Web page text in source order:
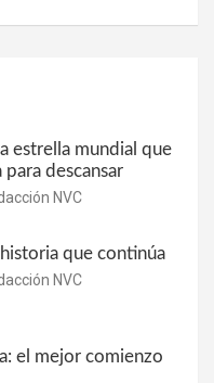
estrella mundial que
descansar
NVC
que continúa
NVC
el mejor comienzo